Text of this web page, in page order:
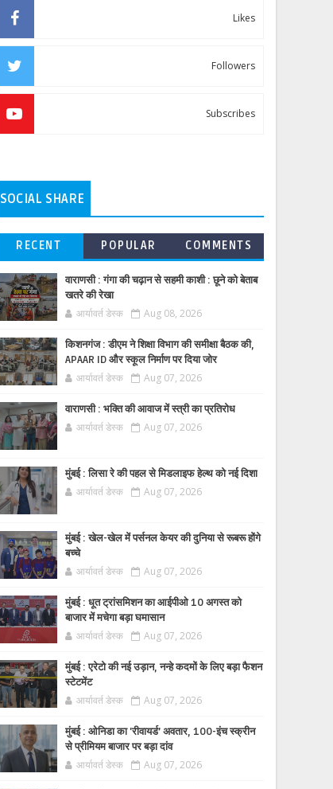
Likes
Followers
Subscribes
SOCIAL SHARE
RECENT POPULAR COMMENTS
वाराणसी : गंगा की चढ़ान से सहमी काशी : छूने को बेताब
खतरे की रेखा
आर्यावर्त डेस्क Aug 08, 2026
किशनगंज : डीएम ने शिक्षा विभाग की समीक्षा बैठक की,
APAAR ID और स्कूल निर्माण पर दिया जोर
आर्यावर्त डेस्क Aug 07, 2026
वाराणसी : भक्ति की आवाज में स्त्री का प्रतिरोध
आर्यावर्त डेस्क Aug 07, 2026
मुंबई : लिसा रे की पहल से मिडलाइफ हेल्थ को नई दिशा
आर्यावर्त डेस्क Aug 07, 2026
मुंबई : खेल-खेल में पर्सनल केयर की दुनिया से रूबरू होंगे
बच्चे
आर्यावर्त डेस्क Aug 07, 2026
मुंबई : धूत ट्रांसमिशन का आईपीओ 10 अगस्त को
बाजार में मचेगा बड़ा घमासान
आर्यावर्त डेस्क Aug 07, 2026
मुंबई : एरेटो की नई उड़ान, नन्हे कदमों के लिए बड़ा फैशन
स्टेटमेंट
आर्यावर्त डेस्क Aug 07, 2026
मुंबई : ओनिडा का 'रीवायर्ड’ अवतार, 100-इंच स्क्रीन
से प्रीमियम बाजार पर बड़ा दांव
आर्यावर्त डेस्क Aug 07, 2026